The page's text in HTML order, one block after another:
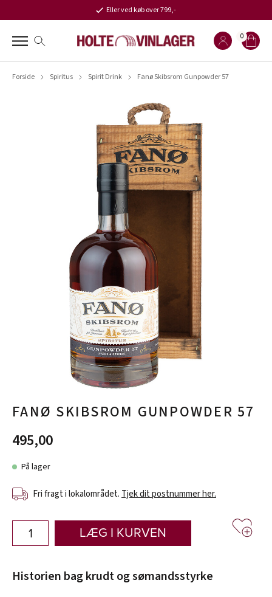
Eller ved køb over 799,-
0
Forside Spiritus Spirit Drink Fanø Skibsrom Gunpowder 57
FANØ SKIBSROM GUNPOWDER 57
495,00
På lager
Fri fragt i lokalområdet. Tjek dit postnummer her.
LÆG I KURVEN
Historien bag krudt og sømandsstyrke